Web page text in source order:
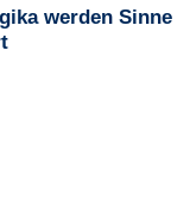
werden Sinne